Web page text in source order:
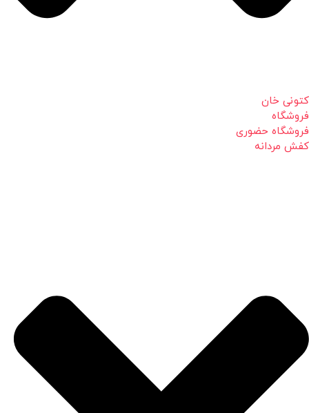
کتونی خان
فروشگاه
فروشگاه حضوری
کفش مردانه